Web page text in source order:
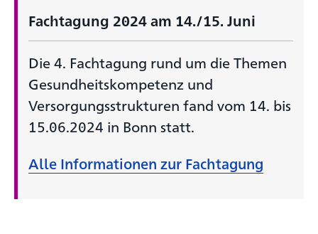
Fachtagung 2024 am 14./15. Juni
Die 4. Fachtagung rund um die Themen
Gesundheitskompetenz und
Versorgungsstrukturen fand vom 14. bis
15.06.2024 in Bonn statt.
Alle Informationen zur Fachtagung